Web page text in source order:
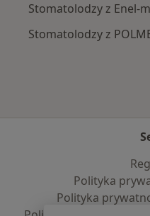
Stomatolodzy z Enel-
Stomatolodzy z
Polityka
Polityka